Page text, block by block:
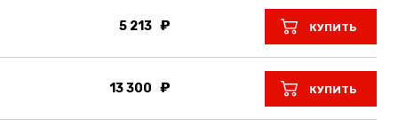
5 213 КУПИТЬ
13 300 КУПИТЬ